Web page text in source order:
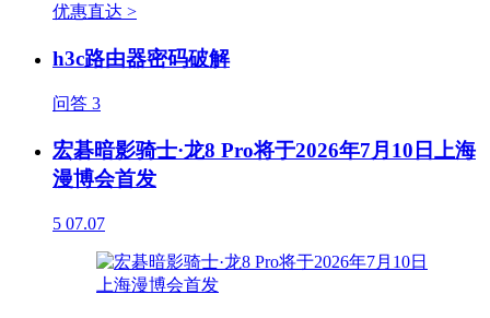
优惠直达 >
h3c路由器密码破解
问答 3
宏碁暗影骑士·龙8 Pro将于2026年7月10日上海
漫博会首发
5 07.07